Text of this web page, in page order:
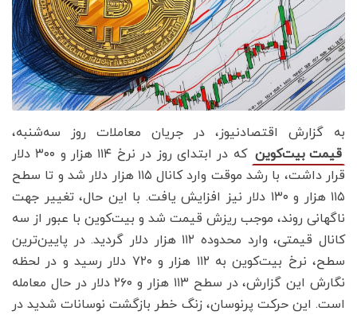
به گزارش اقتصادنیوز، در جریان معاملات روز سه‌شنبه،
قیمت بیت‌کوین
که در ابتدای روز در نرخ ۱۱۴ هزار و ۳۰۰ دلار
قرار داشت، با رشد موقت وارد کانال ۱۱۵ هزار دلار شد و تا سطح
۱۱۵ هزار و ۱۳۰ دلار نیز افزایش یافت. با این حال، تغییر جهت
ناگهانی روند، موجب ریزش قیمت شد و بیت‌کوین با عبور از سه
کانال قیمتی، وارد محدوده ۱۱۲ هزار دلار گردید. در پایین‌ترین
سطح، نرخ بیت‌کوین به ۱۱۲ هزار و ۷۲۰ دلار رسید و در لحظه
نگارش این گزارش، در سطح ۱۱۳ هزار و ۲۶۰ دلار در حال معامله
است. این حرکت پرنوسان، زنگ خطر بازگشت نوسانات شدید در